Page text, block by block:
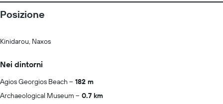
Posizione
Kinidarou, Naxos
Nei dintorni
Agios Georgios Beach
182 m
Archaeological Museum
0.7 km